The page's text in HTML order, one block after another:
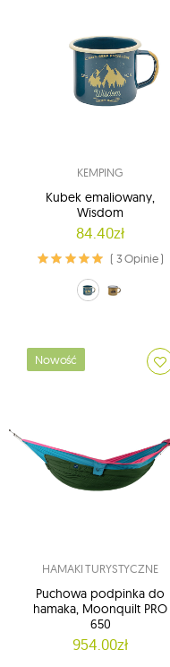
KEMPING
Kubek emaliowany,
Wisdom
84.40zł
( 3 Opinie )
morski (Wisdom)
żółty (Wisdo_m)
Nowość
HAMAKI TURYSTYCZNE
Puchowa podpinka do
hamaka, Moonquilt PRO
650
954.00zł